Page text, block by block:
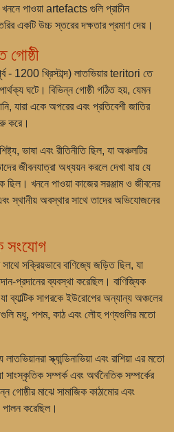
পাওয়া artefacts গুলি প্রাচীন
একটি উচ্চ স্তরের দক্ষতার প্রমাণ দেয়।
গোষ্ঠী
- 1200 খ্রিস্টাব্দ) লাতভিয়ার teritori তে
ঘটে। বিভিন্ন গোষ্ঠী গঠিত হয়, যেমন
, যারা একে অপরের এবং প্রতিবেশী জাতির
করে।
ভাষা এবং রীতিনীতি ছিল, যা অঞ্চলটির
জীবনযাত্রা অধ্যয়ন করলে দেখা যায় যে
ছিল। খননে পাওয়া কাজের সরঞ্জাম ও জীবনের
স্থানীয় অবস্থার সাথে তাদের অভিযোজনের
সংযোগ
সাথে সক্রিয়ভাবে বাণিজ্যে জড়িত ছিল, যা
প্রদানের ব্যবস্থা করেছিল। বাণিজ্যিক
ব্যাল্টিক সাগরকে ইউরোপের অন্যান্য অঞ্চলের
মধু, পশম, কাঠ এবং লৌহ পণ্যগুলির মতো
লাতভিয়ানরাস্ক্যান্ডিনাভিয়া এবং রাশিয়া এর মতো
সাংস্কৃতিক সম্পর্ক এবং অর্থনৈতিক সম্পর্কের
গোষ্ঠীর মাঝে সামাজিক কাঠামোর এবং
করেছিল।